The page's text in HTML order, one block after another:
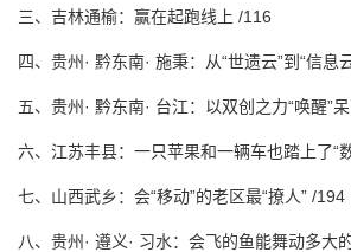
三、吉林通榆：赢在起跑线上 /116
四、贵州· 黔东南· 施秉：从“世遗云”到“信息
五、贵州· 黔东南· 台江：以双创之力“唤醒”
六、江苏丰县：一只苹果和一辆车也踏上了“
七、山西武乡：会“移动”的老区最“撩人” /194
八、贵州· 遵义· 习水：会飞的鱼能舞动多大